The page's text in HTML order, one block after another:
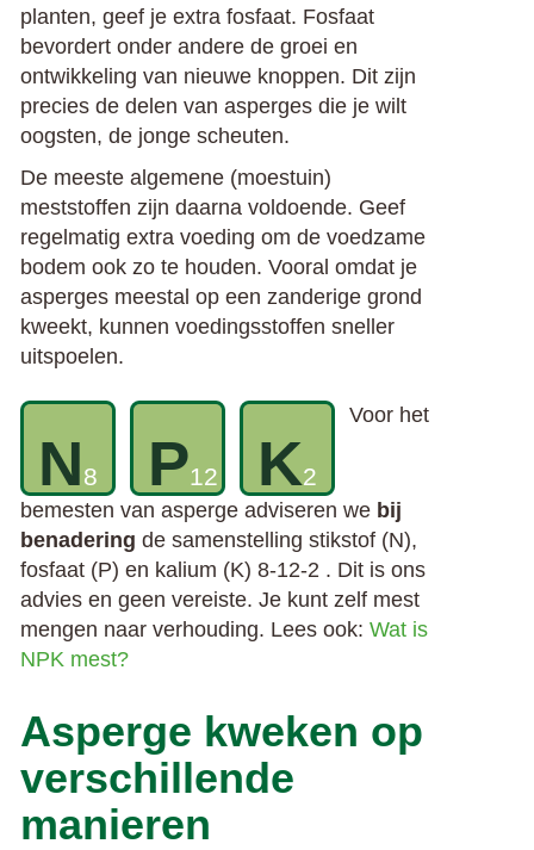
planten, geef je extra fosfaat. Fosfaat
bevordert onder andere de groei en
ontwikkeling van nieuwe knoppen. Dit zijn
precies de delen van asperges die je wilt
oogsten, de jonge scheuten.
De meeste algemene (moestuin)
meststoffen zijn daarna voldoende. Geef
regelmatig extra voeding om de voedzame
bodem ook zo te houden. Vooral omdat je
asperges meestal op een zanderige grond
kweekt, kunnen voedingsstoffen sneller
uitspoelen.
N8 P12 K2
Voor het
bemesten van asperge adviseren we bij
benadering de samenstelling stikstof (N),
fosfaat (P) en kalium (K) 8-12-2 . Dit is ons
advies en geen vereiste. Je kunt zelf mest
mengen naar verhouding. Lees ook: Wat is
NPK mest?
Asperge kweken op
verschillende
manieren